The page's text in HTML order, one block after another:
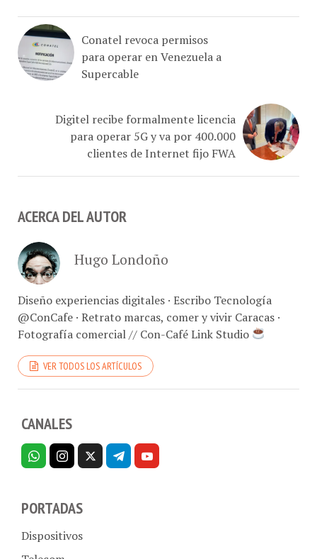
Conatel revoca permisos
para operar en Venezuela a
Supercable
Digitel recibe formalmente licencia
para operar 5G y va por 400.000
clientes de Internet fijo FWA
ACERCA DEL AUTOR
Hugo Londoño
Diseño experiencias digitales · Escribo Tecnología
@ConCafe · Retrato marcas, comer y vivir Caracas ·
Fotografía comercial // Con-Café Link Studio
VER TODOS LOS ARTÍCULOS
CANALES
PORTADAS
Dispositivos
Telecom